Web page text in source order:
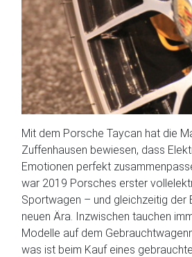
Mit dem Porsche Taycan hat die
Zuffenhausen bewiesen, dass
Emotionen perfekt
war 2019 Porsches erster
Sportwagen – und gleichzeitig der
neuen Ära. Inzwischen tauchen
Modelle auf dem
was ist beim Kauf eines